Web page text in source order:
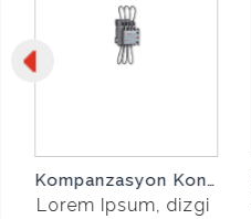
Kompanzasyon Kontaktörü
Lorem Ipsum, dizgi